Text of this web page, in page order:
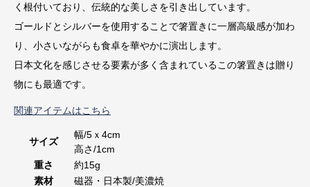
く根付いており、伝統的な美しさを引き出しています。
ゴールドとシルバーを使用することで箸置きに一層高級感が加わ
り、小さいながらも食卓を華やかに演出します。
日本文化を感じさせる要素が多く含まれているこの箸置きは贈り
物にも最適です。
関連アイテムはこちら
サイズ
幅/5ｘ4cm
高さ/1cm
重さ
約15g
素材
磁器・日本製/美濃焼